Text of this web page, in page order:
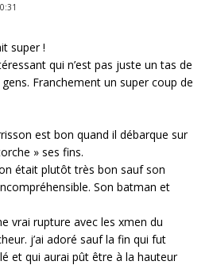
super !
qui n’est pas juste un tas de
Franchement un super coup de
est bon quand il débarque sur
» ses fins.
était plutôt très bon sauf son
Son batman et
vrai rupture avec les xmen du
j’ai adoré sauf la fin qui fut
et qui aurai pût être à la hauteur